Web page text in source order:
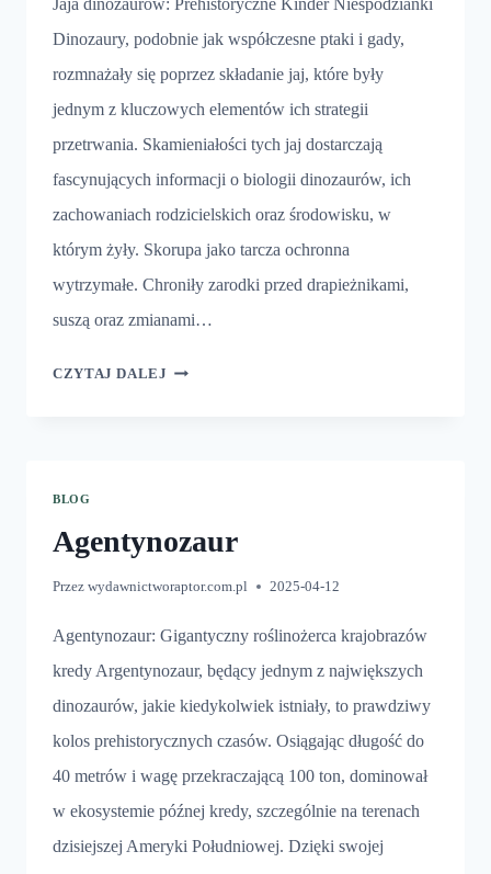
Jaja dinozaurów: Prehistoryczne Kinder Niespodzianki
Dinozaury, podobnie jak współczesne ptaki i gady,
rozmnażały się poprzez składanie jaj, które były
jednym z kluczowych elementów ich strategii
przetrwania. Skamieniałości tych jaj dostarczają
fascynujących informacji o biologii dinozaurów, ich
zachowaniach rodzicielskich oraz środowisku, w
którym żyły. Skorupa jako tarcza ochronna
wytrzymałe. Chroniły zarodki przed drapieżnikami,
suszą oraz zmianami…
CZYTAJ DALEJ JAJA
BLOG
Agentynozaur
Przez wydawnictworaptor.com.pl 2025-04-12
Agentynozaur: Gigantyczny roślinożerca krajobrazów
kredy Argentynozaur, będący jednym z największych
dinozaurów, jakie kiedykolwiek istniały, to prawdziwy
kolos prehistorycznych czasów. Osiągając długość do
40 metrów i wagę przekraczającą 100 ton, dominował
w ekosystemie późnej kredy, szczególnie na terenach
dzisiejszej Ameryki Południowej. Dzięki swojej